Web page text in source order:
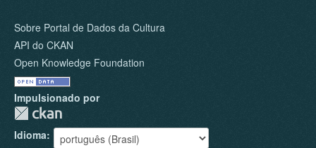
Sobre Portal de Dados da Cultura
API do CKAN
Open Knowledge Foundation
Impulsionado por
Idioma